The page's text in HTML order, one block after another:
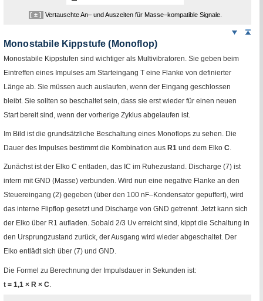
[ ± ] Vertauschte An– und Auszeiten für Masse–kompatible Signale.
Weiter
Monostabile Kippstufe ( Monoflop)
Monostabile Kippstufen sind wichtiger als Multivibratoren. Sie geben beim
Eintreffen eines Impulses am Starteingang T eine Flanke von definierter
Länge ab. Sie müssen auch auslaufen, wenn der Eingang geschlossen
bleibt. Sie sollten so beschaltet sein, dass sie erst wieder für einen neuen
Start bereit sind, wenn der vorherige Zyklus abgelaufen ist.
Im Bild ist die grundsätzliche Beschaltung eines Monoflops zu sehen. Die
Dauer des Impulses bestimmt die Kombination aus R1 und dem Elko C.
Zunächst ist der Elko C entladen, das IC im Ruhezustand. Discharge (7) ist
intern mitGND (Masse) verbunden. Wird nun eine negative Flanke an den
Steuereingang (2) gegeben (über den 100 nF–Kondensator gepuffert), wird
das interne Flipflop gesetzt und Discharge von GND getrennt. Jetzt kann sich
der Elko über R1 aufladen. Sobald 2/3 Uv erreicht sind, kippt die Schaltung in
den Ursprungzustand zurück, der Ausgang wird wieder abgeschaltet. Der
Elko entlädt sich über (7) und GND.
Die Formel zu Berechnung der Impulsdauer in Sekunden ist:
t = 1,1 × R × C